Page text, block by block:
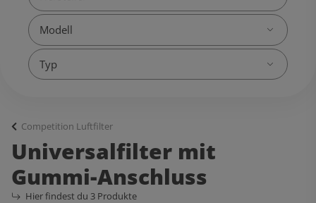
Competition Luftfilter
Universalfilter mit
Gummi-Anschluss
Hier findest du 3 Produkte